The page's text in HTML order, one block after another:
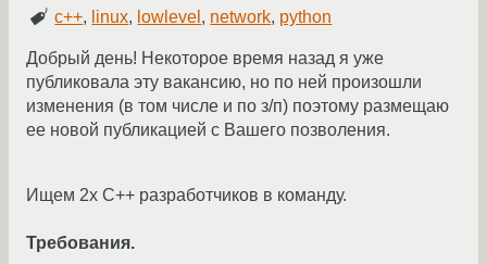
c++, linux, lowlevel , network, python
Добрый день! Некоторое время назад я уже
публиковала эту вакансию, но по ней произошли
изменения (в том числе и по з/п) поэтому размещаю
ее новой публикацией с Вашего позволения.
Ищем 2х С++ разработчиков в команду.
Требования.